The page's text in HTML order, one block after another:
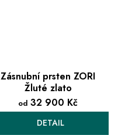
Zásnubní prsten ZORI
Žluté zlato
od 32 900 Kč
DETAIL